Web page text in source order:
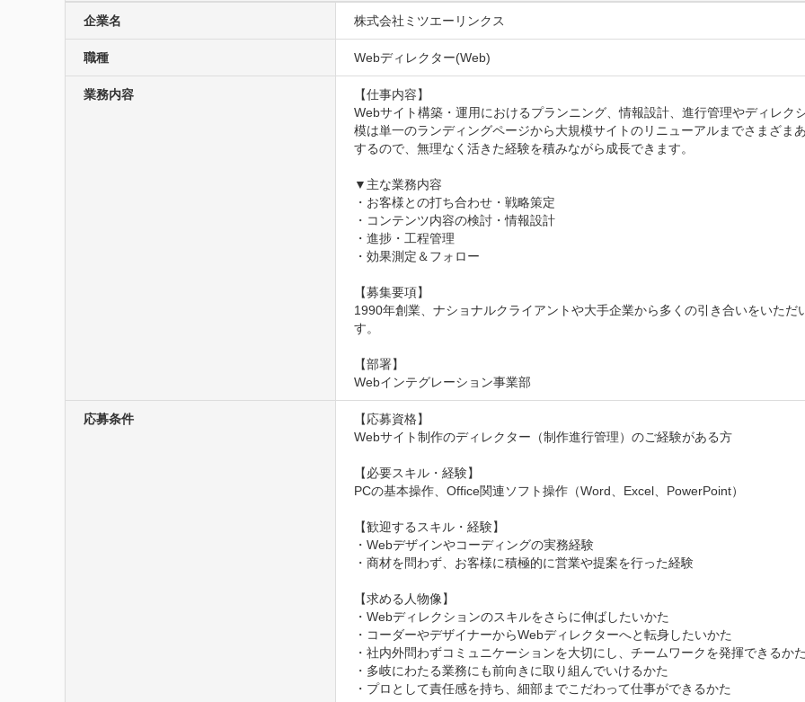
企業名 株式会社ミツエーリンクス
職種 Webディレクター(Web)
業務内容
【仕事内容】
Webサイト構築・運用におけるプランニング、情報設計、進行管理やディレ
模は単一のランディングページから大規模サイトのリニューアルまでさまざま
するので、無理なく活きた経験を積みながら成長できます。
▼主な業務内容
・お客様との打ち合わせ・戦略策定
・コンテンツ内容の検討・情報設計
・進捗・工程管理
・効果測定＆フォロー
【募集要項】
1990年創業、ナショナルクライアントや大手企業から多くの引き合いをいた
す。
【部署】
Webインテグレーション事業部
応募条件
【応募資格】
Webサイト制作のディレクター（制作進行管理）のご経験がある方
【必要スキル・経験】
PCの基本操作、Office関連ソフト操作（Word、Excel、PowerPoint）
【歓迎するスキル・経験】
・Webデザインやコーディングの実務経験
・商材を問わず、お客様に積極的に営業や提案を行った経験
【求める人物像】
・Webディレクションのスキルをさらに伸ばしたいかた
・コーダーやデザイナーからWebディレクターへと転身したいかた
・社内外問わずコミュニケーションを大切にし、チームワークを発揮できるか
・多岐にわたる業務にも前向きに取り組んでいけるかた
・プロとして責任感を持ち、細部までこだわって仕事ができるかた